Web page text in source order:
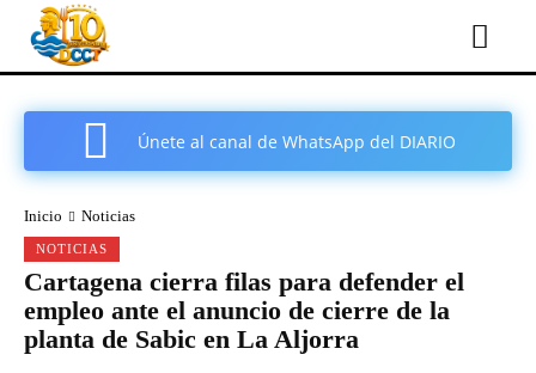
Únete al canal de WhatsApp del DIARIO
Inicio Noticias
NOTICIAS
Cartagena cierra filas para defender el
empleo ante el anuncio de cierre de la
planta de Sabic en La Aljorra